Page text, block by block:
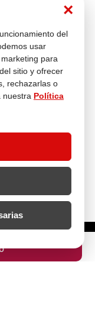
×
del
usar
para
sitio y ofrecer
rechazarlas o
nuestra Política
Cambios y
Devoluciones